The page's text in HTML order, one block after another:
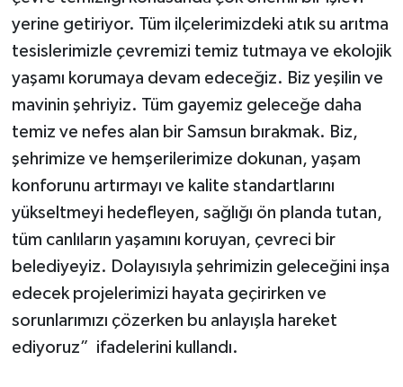
yerine getiriyor. Tüm ilçelerimizdeki atık su arıtma
tesislerimizle çevremizi temiz tutmaya ve ekolojik
yaşamı korumaya devam edeceğiz. Biz yeşilin ve
mavinin şehriyiz. Tüm gayemiz geleceğe daha
temiz ve nefes alan bir Samsun bırakmak. Biz,
şehrimize ve hemşerilerimize dokunan, yaşam
konforunu artırmayı ve kalite standartlarını
yükseltmeyi hedefleyen, sağlığı ön planda tutan,
tüm canlıların yaşamını koruyan, çevreci bir
belediyeyiz. Dolayısıyla şehrimizin geleceğini inşa
edecek projelerimizi hayata geçirirken ve
sorunlarımızı çözerken bu anlayışla hareket
ediyoruz” ifadelerini kullandı.